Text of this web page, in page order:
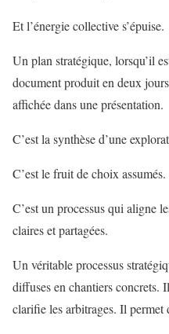
Et l’énergie collective s’épuise.
Un plan stratégique, lorsqu’il
document produit en deux
affichée dans une présentation.
C’est la synthèse d’une
C’est le fruit de choix assumés.
C’est un processus qui aligne
claires et partagées.
Un véritable processus
diffuses en chantiers concrets.
clarifie les arbitrages. Il permet